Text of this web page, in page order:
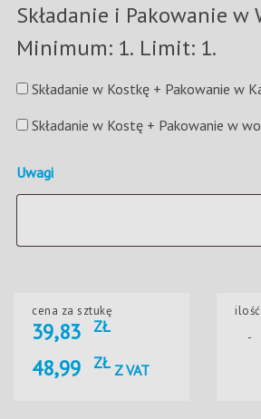
Składanie i Pakowanie w
Minimum: 1. Limit: 1.
Składanie w Kostkę + Pakowanie w
Składanie w Kostę + Pakowanie w
Uwagi
cena za sztukę
39,83 ZŁ
48,99 ZŁ Z VAT
ilość
-